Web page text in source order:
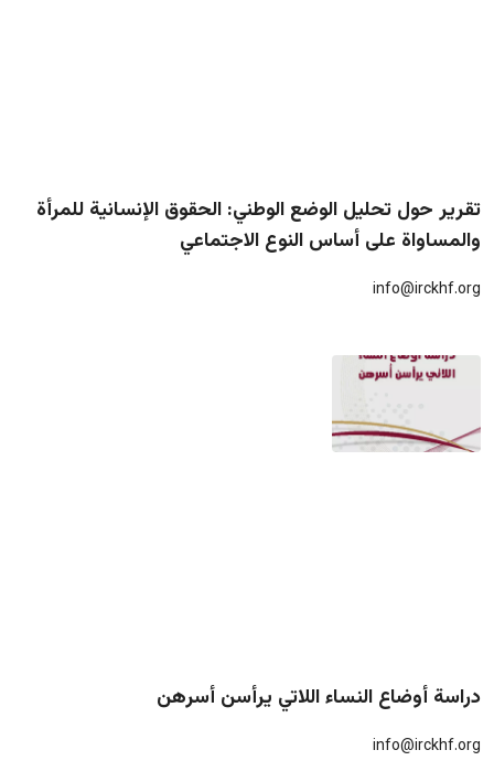
تقرير حول تحليل الوضع الوطني: الحقوق الإنسانية للمرأة
والمساواة على أساس النوع الاجتماعي
info@irckhf.org
دراسة أوضاع النساء اللاتي يرأسن أسرهن
info@irckhf.org